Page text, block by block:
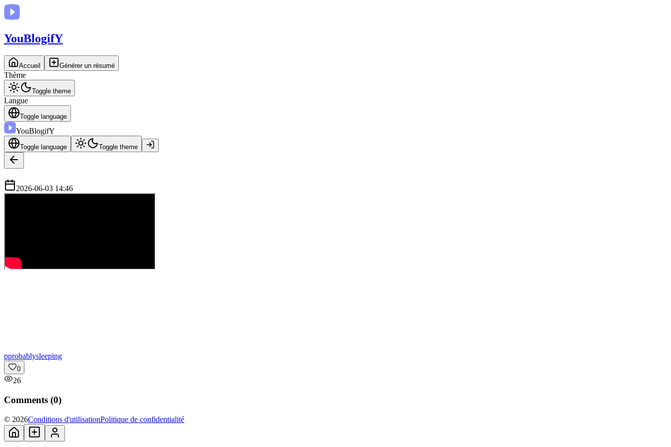
YouBlogifY
Accueil Générer un résumé
Thème
Toggle theme
Langue
Toggle language
YouBlogifY
Toggle language Toggle theme
2026-06-03 14:46
pprobablysleeping
0
26
Comments (0)
© 2026Conditions d'utilisationPolitique de confidentialité